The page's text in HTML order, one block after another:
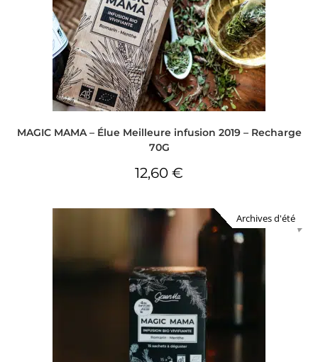
MAGIC MAMA – Élue Meilleure infusion 2019 – Recharge
70G
12,60 €
Archives d'été